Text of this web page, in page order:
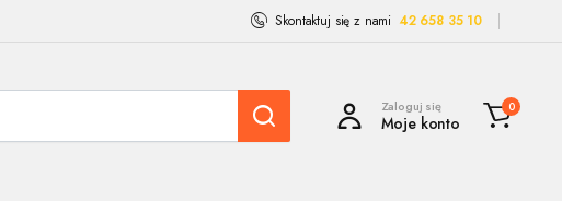
Skontaktuj się z nami 42 658 35 10
Zaloguj się
Moje konto
0